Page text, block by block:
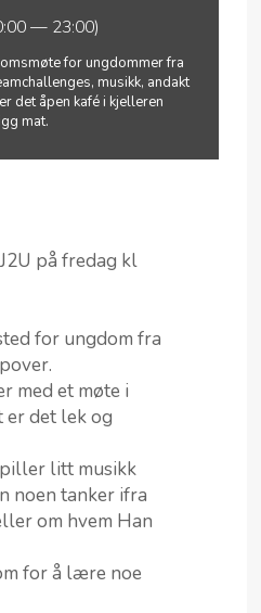
— 23:00)
for ungdommer fra
musikk, andakt
det åpen kafé i kjelleren
mat.
på fredag kl
for ungdom fra
med et møte i
er det lek og
litt musikk
noen tanker ifra
om hvem Han
for å lære noe